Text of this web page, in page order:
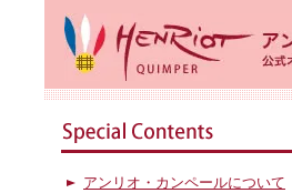
アンリオ・カンペールについて